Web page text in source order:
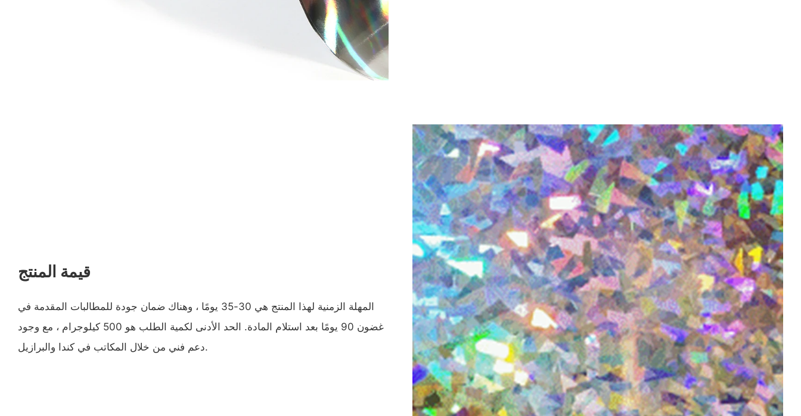
قيمة المنتج
المهلة الزمنية لهذا المنتج هي 30-35 يومًا ، وهناك ضمان جودة للمطالبات المقدمة في
غضون 90 يومًا بعد استلام المادة. الحد الأدنى لكمية الطلب هو 500 كيلوجرام ، مع وجود
دعم فني من خلال المكاتب في كندا والبرازيل.